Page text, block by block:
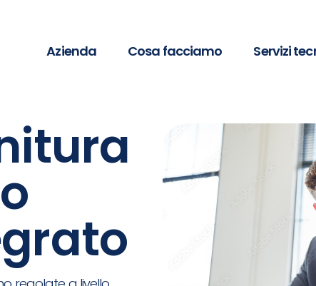
Azienda Cosa facciamo Servizi